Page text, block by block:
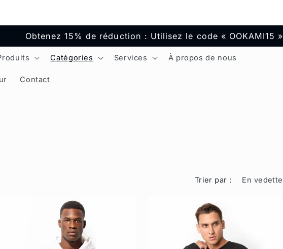
Obtenez 15% de réduction : Utilisez le code « OOKAMI15 »
Catégories Services À propos de nous
Contact
Trier par :